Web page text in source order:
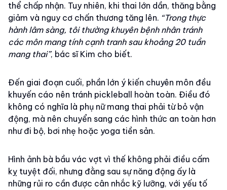
thể chấp nhận. Tuy nhiên, khi thai lớn dần, thăng bằng
giảm và nguy cơ chấn thương tăng lên. “Trong thực
hành lâm sàng, tôi thường khuyên bệnh nhân tránh
các môn mang tính cạnh tranh sau khoảng 20 tuần
mang thai”, bác sĩ Kim cho biết.
Đến giai đoạn cuối, phần lớn ý kiến chuyên môn đều
khuyến cáo nên tránh pickleball hoàn toàn. Điều đó
không có nghĩa là phụ nữ mang thai phải từ bỏ vận
động, mà nên chuyển sang các hình thức an toàn hơn
như đi bộ, bơi nhẹ hoặc yoga tiền sản.
Hình ảnh bà bầu vác vợt vì thế không phải điều cấm
kỵ tuyệt đối, nhưng đằng sau sự năng động ấy là
những rủi ro cần được cân nhắc kỹ lưỡng, với yếu tố